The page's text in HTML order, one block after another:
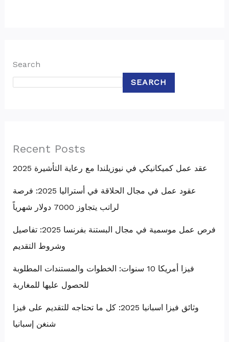
Search
SEARCH
Recent Posts
عقد عمل كميكانيكي في نيوزيلندا مع رعاية التأشيرة 2025
عقود عمل في مجال الحلاقة في أستراليا 2025: فرصة
لراتب يتجاوز 7000 دولار شهرياً
فرص عمل موسمية في مجال البستنة بفرنسا 2025: تفاصيل
وشروط التقديم
فيزا أمريكا 10 سنوات: الخطوات والمستندات المطلوبة
للحصول عليها للمغاربة
وثائق فيزا اسبانيا 2025: كل ما تحتاجه للتقديم على فيزا
شنغن إسبانيا